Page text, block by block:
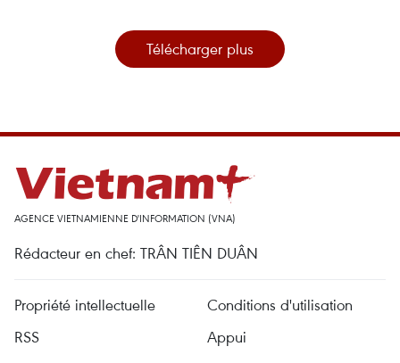
Télécharger plus
AGENCE VIETNAMIENNE D'INFORMATION (VNA)
Rédacteur en chef: TRÂN TIÊN DUÂN
Propriété intellectuelle
Conditions d'utilisation
RSS
Appui